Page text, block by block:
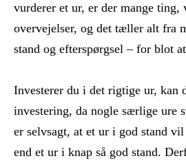
vurderer et ur, er der mange ting,
overvejelser, og det tæller alt fra
stand og efterspørgsel – for blot
Investerer du i det rigtige ur, kan
investering, da nogle særlige ure
er selvsagt, at et ur i god stand
end et ur i knap så god stand.